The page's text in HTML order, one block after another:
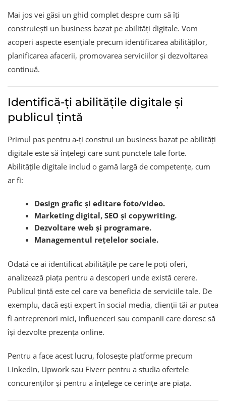
Mai jos vei găsi un ghid complet despre cum să îți
construiești un business bazat pe abilități digitale. Vom
acoperi aspecte esențiale precum identificarea abilităților,
planificarea afacerii, promovarea serviciilor și dezvoltarea
continuă.
Identifică-ți abilitățile digitale și
publicul țintă
Primul pas pentru a-ți construi un business bazat pe abilități
digitale este să înțelegi care sunt punctele tale forte.
Abilitățile digitale includ o gamă largă de competențe, cum
ar fi:
Design grafic și editare foto/video.
Marketing digital, SEO și copywriting.
Dezvoltare web și programare.
Managementul rețelelor sociale.
Odată ce ai identificat abilitățile pe care le poți oferi,
analizează piața pentru a descoperi unde există cerere.
Publicul țintă este cel care va beneficia de serviciile tale. De
exemplu, dacă ești expert în social media, clienții tăi ar putea
fi antreprenori mici, influenceri sau companii care doresc să
își dezvolte prezența online.
Pentru a face acest lucru, folosește platforme precum
LinkedIn, Upwork sau Fiverr pentru a studia ofertele
concurenților și pentru a înțelege ce cerințe are piața.